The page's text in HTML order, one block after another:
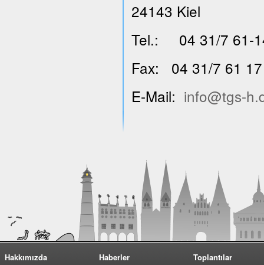
24143 Kiel
Tel.: 04 31/7 61-
Fax: 04 31/7 61 17
E-Mail: info@tgs-
Hakkımızda
Haberler
Toplantılar